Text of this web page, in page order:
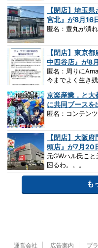
【閉店】埼玉
宮北』が8月16
匿名：豊丸が潰
【閉店】東京
中四谷店』が8
匿名：周りに
今までよく生き
京楽産業．と大
に共同ブース
匿名：コンテン
【閉店】大阪
頭店』が7月20
元GWハル氏こ
困るわ。。。
も
運営会社 広告案内 プ